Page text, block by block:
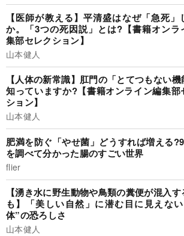
【医師が教える】平清盛はなぜ「急死」
か。「3つの死因説」とは?【書籍オンラ
集部セレクション】
山本健人
【人体の新常識】肛門の「とてつもない
知っていますか?【書籍オンライン編集部
ション】
山本健人
肥満を防ぐ「やせ菌」どうすれば増える
を調べて分かった腸のすごい世界
flier
【湧き水に野生動物や鳥類の糞便が混入
も】「美しい自然」に潜む目に見えな
体”の恐ろしさ
山本健人